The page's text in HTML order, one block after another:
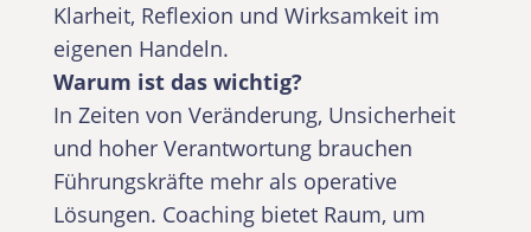
Klarheit, Reflexion und Wirksamkeit im
eigenen Handeln.
Warum ist das wichtig?
In Zeiten von Veränderung, Unsicherheit
und hoher Verantwortung brauchen
Führungskräfte mehr als operative
Lösungen. Coaching bietet Raum, um